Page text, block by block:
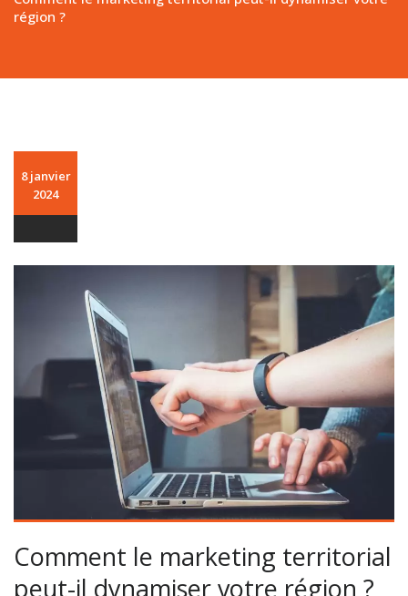
région ?
8 janvier
2024
Comment le marketing territorial
peut-il dynamiser votre région ?